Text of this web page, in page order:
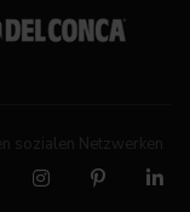
sozialen Netzwerken